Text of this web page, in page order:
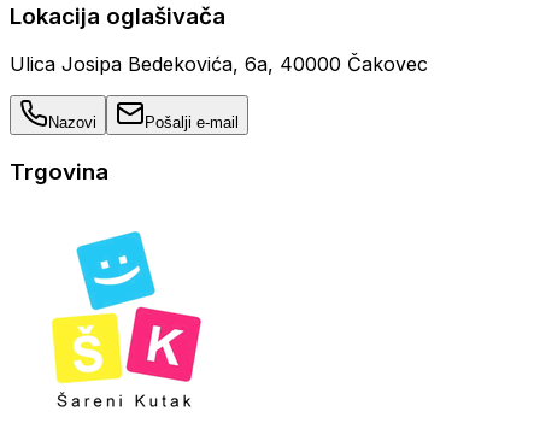
Lokacija oglašivača
Ulica Josipa Bedekovića, 6a, 40000 Čakovec
Nazovi Pošalji e-mail
Trgovina